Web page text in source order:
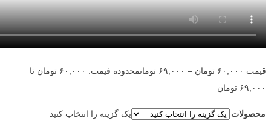
قیمت ۶۰,۰۰۰ تومان – ۶۹,۰۰۰ تومان
محدوده قیمت: ۶۰,۰۰۰ تومان تا
۶۹,۰۰۰ تومان
محصولات
یک گزینه را انتخاب کنید